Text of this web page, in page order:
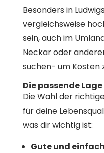
Besonders in
vergleichsweise
sein, auch im
Neckar oder
suchen- um Kosten
Die passende
Die Wahl der
für deine
was dir wichtig ist:
Gute und